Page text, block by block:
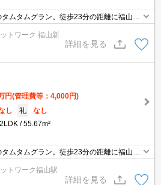
ムタムグラン。徒歩23分の距離に福山市
魅力。収納はクロゼット・シューズボッ
や履き物の整理がしやすく便利です。駐
トワーク 福山新
詳細を見る
円(管理費等：4,000円)
し 礼
なし
2LDK 55.67m²
ムタムグラン。徒歩23分の距離に福山市
魅力。収納はクロゼット・シューズボッ
や履き物の整理がしやすく便利です。駐
トワーク福山駅
詳細を見る